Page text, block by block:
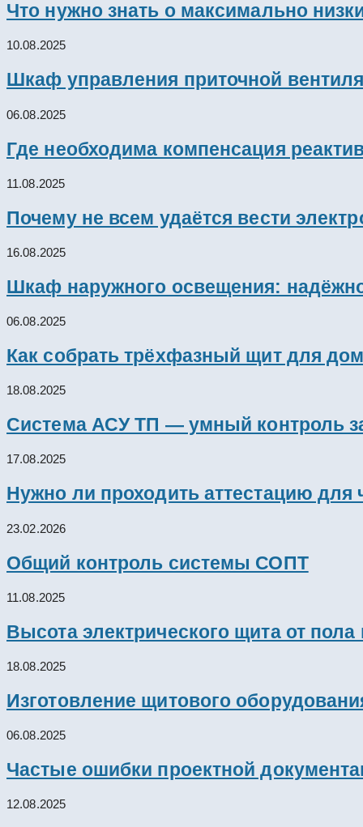
Что нужно знать о максимально
10.08.2025
Шкаф управления приточной
06.08.2025
Где необходима компенсация
11.08.2025
Почему не всем удаётся вести
16.08.2025
Шкаф наружного освещения:
06.08.2025
Как собрать трёхфазный щит для
18.08.2025
Система АСУ ТП — умный контроль
17.08.2025
Нужно ли проходить аттестацию для
23.02.2026
Общий контроль системы СОПТ
11.08.2025
Высота электрического щита от
18.08.2025
Изготовление щитового
06.08.2025
Частые ошибки проектной
12.08.2025